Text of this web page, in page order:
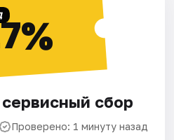
сбор
Проверено: 1 минуту назад